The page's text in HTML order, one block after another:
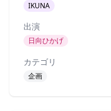
IKUNA
出演
日向ひかげ
カテゴリ
企画